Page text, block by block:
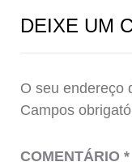
DEIXE UM
O seu endereço
Campos
COMENTÁRIO *